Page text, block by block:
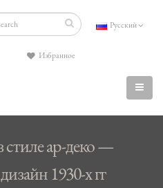
Русский
Избранное
ар-деко —
1930-х гг